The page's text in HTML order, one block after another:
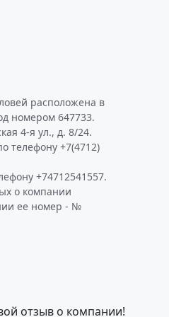
расположена в
номером 647733.
4-я ул., д. 8/24.
телефону +7(4712)
+74712541557.
о компании
ее номер - №
отзыв о компании!